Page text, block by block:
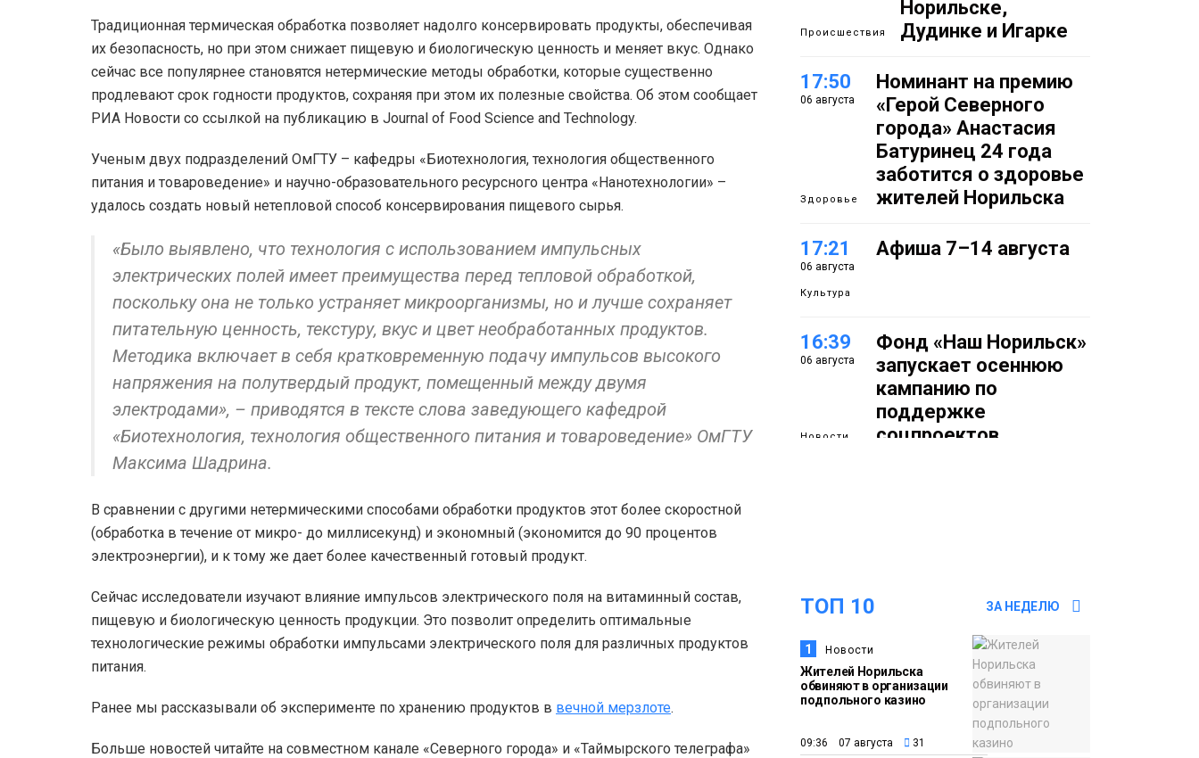
Традиционная термическая обработка позволяет надолго консервировать продукты, обеспечивая
их безопасность, но при этом снижает пищевую и биологическую ценность и меняет вкус. Однако
сейчас все популярнее становятся нетермические методы обработки, которые существенно
продлевают срок годности продуктов, сохраняя при этом их полезные свойства. Об этом сообщает
РИА Новости со ссылкой на публикацию в Journal of Food Science and Technology.
Ученым двух подразделений ОмГТУ – кафедры «Биотехнология, технология общественного
питания и товароведение» и научно-образовательного ресурсного центра «Нанотехнологии» –
удалось создать новый нетепловой способ консервирования пищевого сырья.
«Было выявлено, что технология с использованием импульсных
электрических полей имеет преимущества перед тепловой обработкой,
поскольку она не только устраняет микроорганизмы, но и лучше сохраняет
питательную ценность, текстуру, вкус и цвет необработанных продуктов.
Методика включает в себя кратковременную подачу импульсов высокого
напряжения на полутвердый продукт, помещенный между двумя
электродами», – приводятся в тексте слова заведующего кафедрой
«Биотехнология, технология общественного питания и товароведение» ОмГТУ
Максима Шадрина.
В сравнении с другими нетермическими способами обработки продуктов этот более скоростной
(обработка в течение от микро- до миллисекунд) и экономный (экономится до 90 процентов
электроэнергии), и к тому же дает более качественный готовый продукт.
Сейчас исследователи изучают влияние импульсов электрического поля на витаминный состав,
пищевую и биологическую ценность продукции. Это позволит определить оптимальные
технологические режимы обработки импульсами электрического поля для различных продуктов
питания.
Ранее мы рассказывали об эксперименте по хранению продуктов в вечной мерзлоте.
Больше новостей читайте на совместном канале «Северного города» и «Таймырского телеграфа»
Происшествия
Норильске,
Дудинке и Игарке
17:50
06 августа
Здоровье
Номинант на премию
«Герой Северного
города» Анастасия
Батуринец 24 года
заботится о здоровье
жителей Норильска
17:21
06 августа
Культура
Афиша 7–14 августа
16:39
06 августа
Новости
Фонд «Наш Норильск»
запускает осеннюю
кампанию по
поддержке
соцпроектов
06 августа
Как устроено
школьное питание в
Норильске: льготы,
меню и порядок
ТОП 10 ЗА НЕДЕЛЮ
1 Новости
Жителей Норильска
обвиняют в организации
подпольного казино
09:36 07 августа 31